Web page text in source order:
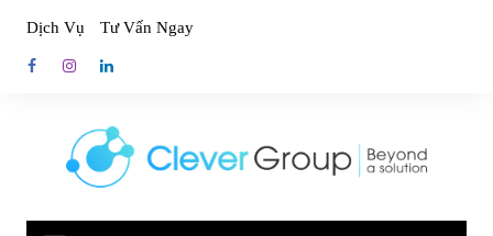
content
Dịch Vụ Tư Vấn Ngay